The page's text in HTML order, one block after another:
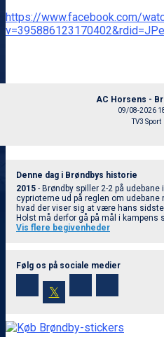
https://www.facebook.com/
AC Horsens -
09/08-2026
TV3 Sport
Denne dag i Brøndbys historie
2015 - Brøndby spiller 2-2 på
cyprioterne ud på reglen om udebane
hvad der viser sig at være hans
Holst må derfor gå på mål i kampens
Vis flere begivenheder
Følg os på sociale medier
𝕏